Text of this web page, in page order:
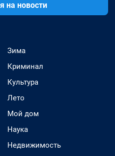
на новости
Зима
Криминал
Культура
Лето
Мой дом
Наука
Недвижимость